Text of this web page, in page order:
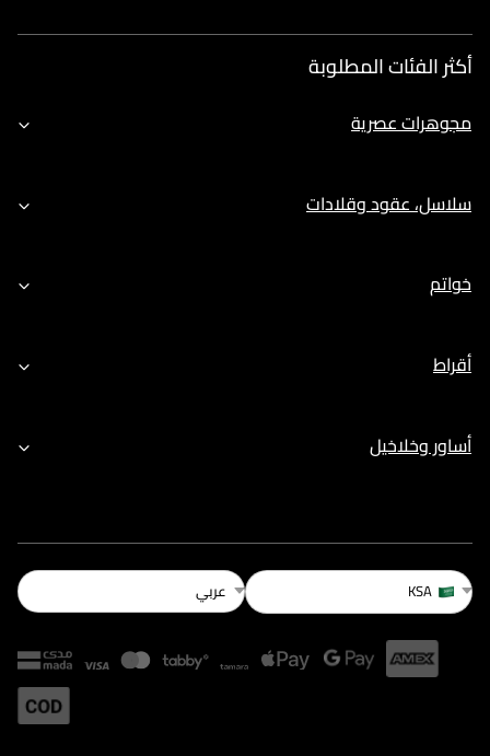
أكثر الفئات المطلوبة
مجوهرات عصرية
سلاسل، عقود وقلادات
خواتم
أقراط
أساور وخلاخيل
KSA عربي